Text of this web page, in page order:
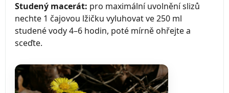
Studený macerát: pro maximální uvolnění slizů
nechte 1 čajovou lžičku vyluhovat ve 250 ml
studené vody 4–6 hodin, poté mírně ohřejte a
sceďte.